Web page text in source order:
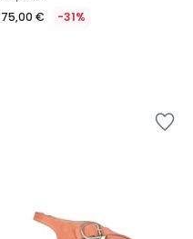
75,00 € -31%